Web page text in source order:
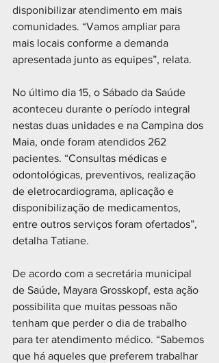
disponibilizar atendimento em mais
comunidades. “Vamos ampliar para
mais locais conforme a demanda
apresentada junto as equipes”, relata.
No último dia 15, o Sábado da Saúde
aconteceu durante o período integral
nestas duas unidades e na Campina dos
Maia, onde foram atendidos 262
pacientes. “Consultas médicas e
odontológicas, preventivos, realização
de eletrocardiograma, aplicação e
disponibilização de medicamentos,
entre outros serviços foram ofertados”,
detalha Tatiane.
De acordo com a secretária municipal
de Saúde, Mayara Grosskopf, esta ação
possibilita que muitas pessoas não
tenham que perder o dia de trabalho
para ter atendimento médico. “Sabemos
que há aqueles que preferem trabalhar